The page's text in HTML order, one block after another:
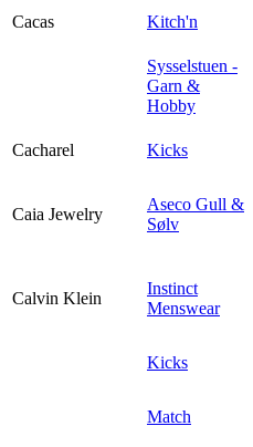
Cacas
Kitch'n
Sysselstuen -
Garn &
Hobby
Cacharel
Kicks
Caia Jewelry
Aseco Gull &
Sølv
Calvin Klein
Instinct
Menswear
Kicks
Match